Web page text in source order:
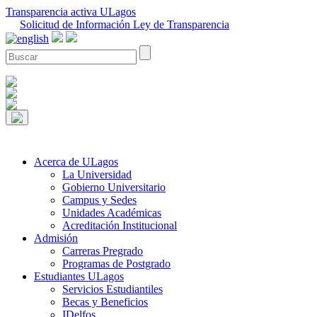
Transparencia activa ULagos
Solicitud de Información Ley de Transparencia
Acerca de ULagos
La Universidad
Gobierno Universitario
Campus y Sedes
Unidades Académicas
Acreditación Institucional
Admisión
Carreras Pregrado
Programas de Postgrado
Estudiantes ULagos
Servicios Estudiantiles
Becas y Beneficios
IDelfos